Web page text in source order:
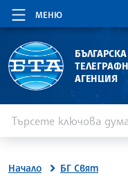
МЕНЮ
БЪЛГАРСКА
АГЕНЦИЯ
Начало БГ Свят